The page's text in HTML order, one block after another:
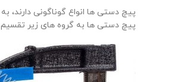
پیچ دستی ها انواع گوناگونی
پیچ دستی ها به گروه های زیر